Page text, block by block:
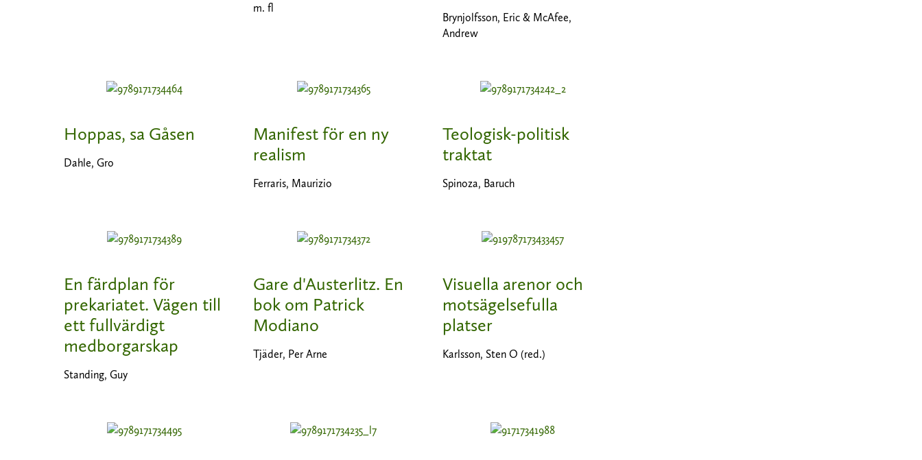
m. fl
Brynjolfsson, Eric & McAfee,
Andrew
Hoppas, sa Gåsen
Dahle, Gro
Manifest för en ny
realism
Ferraris, Maurizio
Teologisk-politisk
traktat
Spinoza, Baruch
En färdplan för
prekariatet. Vägen till
ett fullvärdigt
medborgarskap
Standing, Guy
Gare d'Austerlitz. En
bok om Patrick
Modiano
Tjäder, Per Arne
Visuella arenor och
motsägelsefulla
platser
Karlsson, Sten O (red.)